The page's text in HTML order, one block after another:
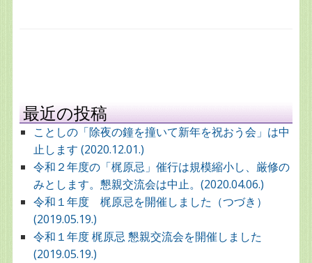
最近の投稿
ことしの「除夜の鐘を撞いて新年を祝おう会」は中
止します (2020.12.01.)
令和２年度の「梶原忌」催行は規模縮小し、厳修の
みとします。懇親交流会は中止。(2020.04.06.)
令和１年度 梶原忌を開催しました（つづき）
(2019.05.19.)
令和１年度 梶原忌 懇親交流会を開催しました
(2019.05.19.)